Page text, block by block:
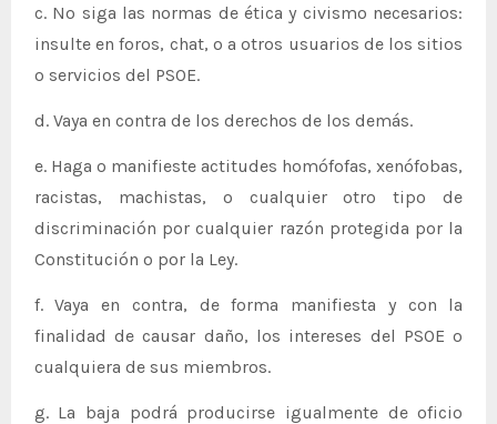
c. No siga las normas de ética y civismo necesarios:
insulte en foros, chat, o a otros usuarios de los sitios
o servicios del PSOE.
d. Vaya en contra de los derechos de los demás.
e. Haga o manifieste actitudes homófofas, xenófobas,
racistas, machistas, o cualquier otro tipo de
discriminación por cualquier razón protegida por la
Constitución o por la Ley.
f. Vaya en contra, de forma manifiesta y con la
finalidad de causar daño, los intereses del PSOE o
cualquiera de sus miembros.
g. La baja podrá producirse igualmente de oficio